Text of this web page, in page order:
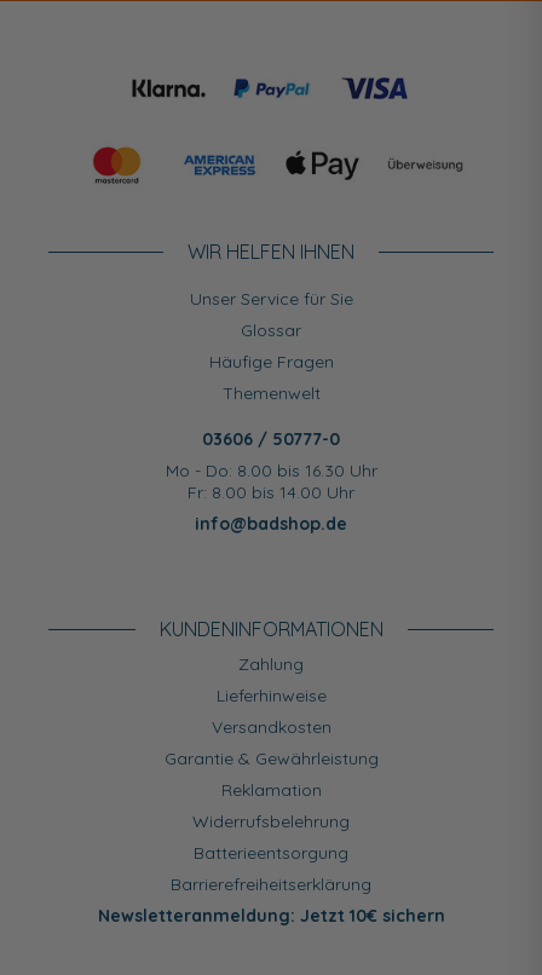
WIR HELFEN IHNEN
Unser Service für Sie
Glossar
Häufige Fragen
Themenwelt
03606 / 50777-0
Mo - Do: 8.00 bis 16.30 Uhr
Fr: 8.00 bis 14.00 Uhr
info@badshop.de
KUNDEN­INFORMATIONEN
Zahlung
Lieferhinweise
Versandkosten
Garantie & Gewährleistung
Reklamation
Widerrufsbelehrung
Batterieentsorgung
Barrierefreiheitserklärung
Newsletteranmeldung: Jetzt 10€ sichern